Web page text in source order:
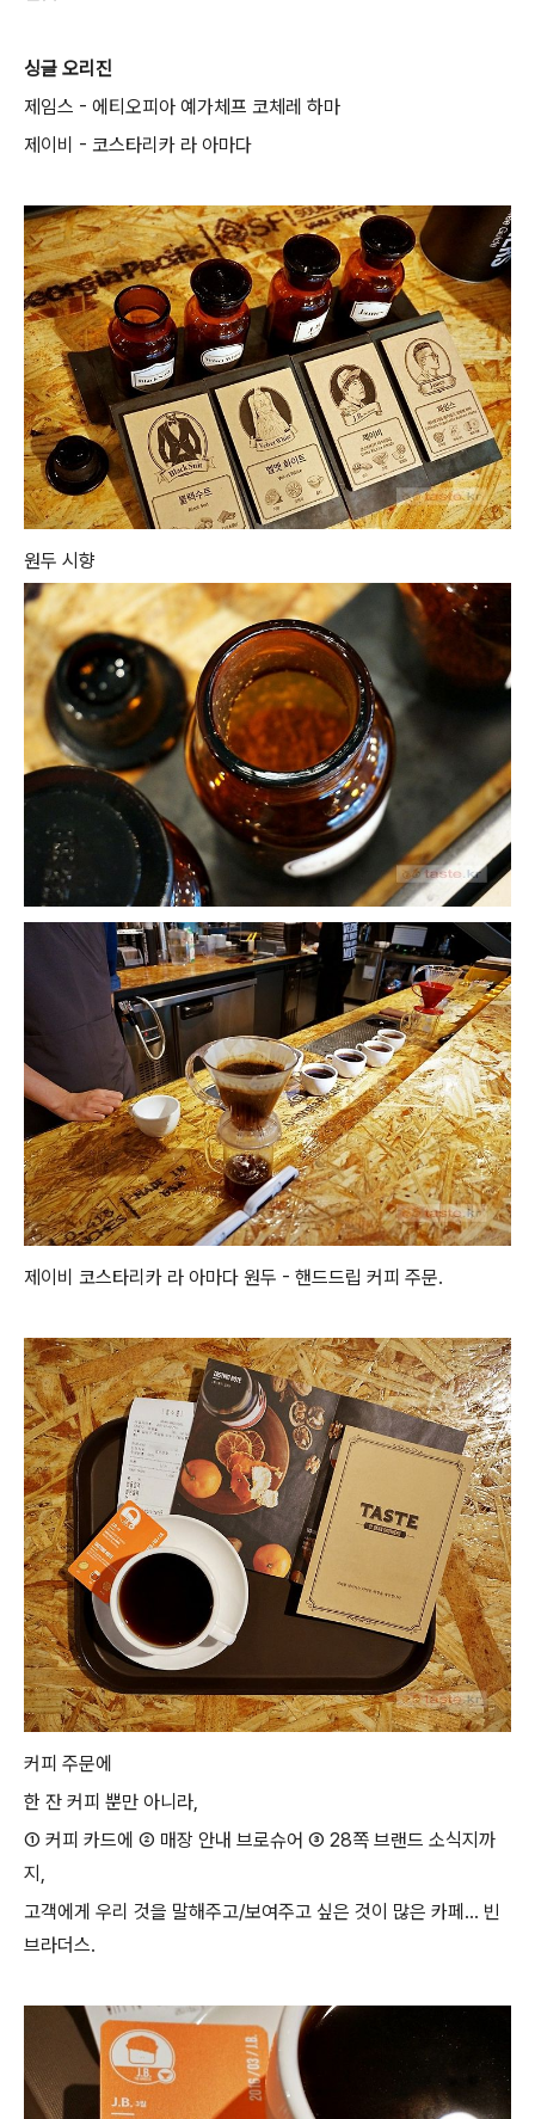
싱글 오리진
제임스 - 에티오피아 예가체프 코체레 하마
제이비 - 코스타리카 라 아마다
원두 시향
제이비 코스타리카 라 아마다 원두 - 핸드드립 커피 주문.
커피 주문에
한 잔 커피 뿐만 아니라,
① 커피 카드에 ② 매장 안내 브로슈어 ③ 28쪽 브랜드 소식지까
지,
고객에게 우리 것을 말해주고/보여주고 싶은 것이 많은 카페... 빈
브라더스.